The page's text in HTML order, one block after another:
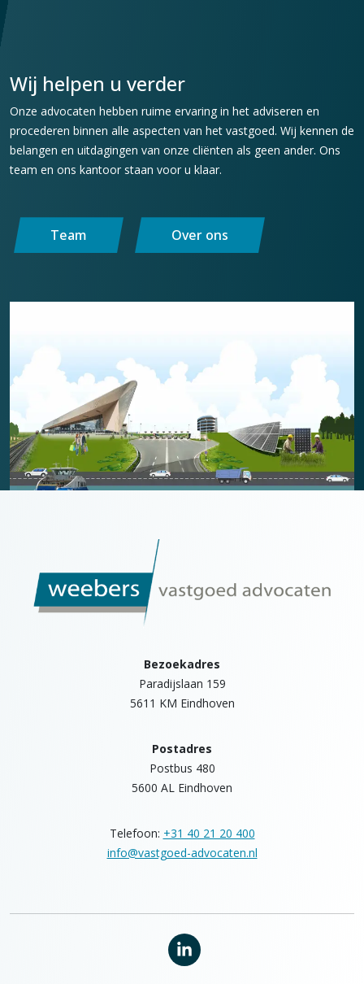
Wij helpen u verder
Onze advocaten hebben ruime ervaring in het adviseren en
procederen binnen alle aspecten van het vastgoed. Wij kennen de
belangen en uitdagingen van onze cliënten als geen ander. Ons
team en ons kantoor staan voor u klaar.
Team Over ons
Bezoekadres
Paradijslaan 159
5611 KM Eindhoven
Postadres
Postbus 480
5600 AL Eindhoven
Telefoon: +31 40 21 20 400
info@vastgoed-advocaten.nl